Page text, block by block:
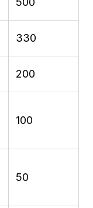
330
200
100
50